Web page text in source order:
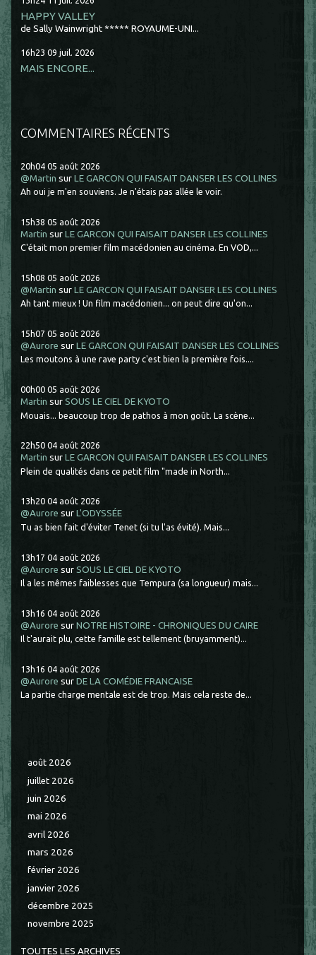
HAPPY VALLEY
de Sally Wainwright ***** ROYAUME-UNI...
16h23 09 juil. 2026
MAIS ENCORE...
COMMENTAIRES RÉCENTS
20h04 05 août 2026
@Martin surLE GARCON QUI FAISAIT DANSER LES COLLINES
Ah oui je m'en souviens. Je n'étais pas allée le voir.
15h38 05 août 2026
Martin surLE GARCON QUI FAISAIT DANSER LES COLLINES
C'était mon premier film macédonien au cinéma. En VOD,...
15h08 05 août 2026
@Martin surLE GARCON QUI FAISAIT DANSER LES COLLINES
Ah tant mieux ! Un film macédonien... on peut dire qu'on...
15h07 05 août 2026
@Aurore surLE GARCON QUI FAISAIT DANSER LES COLLINES
Les moutons à une rave party c'est bien la première fois....
00h00 05 août 2026
Martin surSOUS LE CIEL DE KYOTO
Mouais... beaucoup trop de pathos à mon goût. La scène...
22h50 04 août 2026
Martin surLE GARCON QUI FAISAIT DANSER LES COLLINES
Plein de qualités dans ce petit film "made in North...
13h20 04 août 2026
@Aurore surL'ODYSSÉE
Tu as bien fait d'éviter Tenet (si tu l'as évité). Mais...
13h17 04 août 2026
@Aurore surSOUS LE CIEL DE KYOTO
Il a les mêmes faiblesses que Tempura (sa longueur) mais...
13h16 04 août 2026
@Aurore surNOTRE HISTOIRE - CHRONIQUES DU CAIRE
Il t'aurait plu, cette famille est tellement (bruyamment)...
13h16 04 août 2026
@Aurore surDE LA COMÉDIE FRANCAISE
La partie charge mentale est de trop. Mais cela reste de...
août 2026
juillet 2026
juin 2026
mai 2026
avril 2026
mars 2026
février 2026
janvier 2026
décembre 2025
novembre 2025
TOUTES LES ARCHIVES